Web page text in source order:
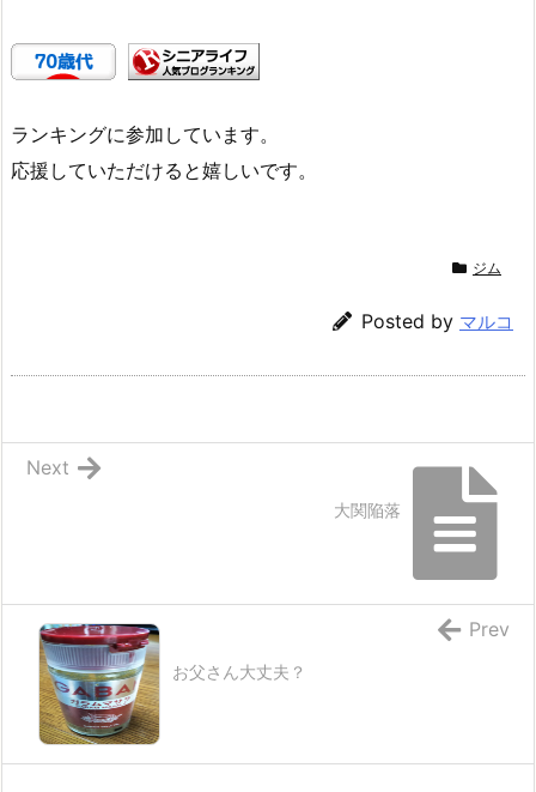
ランキングに参加しています。
応援していただけると嬉しいです。
ジム
Posted by マルコ
大関陥落
Next
お父さん大丈夫？
Prev